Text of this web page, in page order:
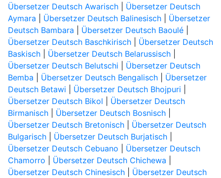
Übersetzer Deutsch Awarisch| Übersetzer Deutsch
Aymara
Übersetzer Deutsch Balinesisch| Übersetzer
Deutsch Bambara
Übersetzer Deutsch Baoulé|
Übersetzer Deutsch Baschkirisch| Übersetzer Deutsch
Baskisch| Übersetzer Deutsch Belarussisch|
Übersetzer Deutsch Belutschi
Übersetzer Deutsch
Bemba
Übersetzer Deutsch Bengalisch| Übersetzer
Deutsch Betawi
Übersetzer Deutsch Bhojpuri
Übersetzer Deutsch Bikol
Übersetzer Deutsch
Birmanisch| Übersetzer Deutsch Bosnisch|
Übersetzer Deutsch Bretonisch| Übersetzer Deutsch
Bulgarisch| Übersetzer Deutsch Burjatisch|
Übersetzer Deutsch Cebuano
Übersetzer Deutsch
Chamorro
Übersetzer Deutsch Chichewa
Übersetzer Deutsch Chinesisch| Übersetzer Deutsch